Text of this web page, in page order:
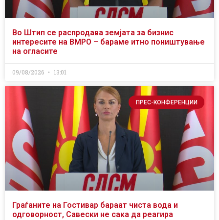
Во Штип се распродава земјата за бизнис
интересите на ВМРО – бараме итно поништување
на огласите
09/08/2026 13:01
ПРЕС-КОНФЕРЕНЦИИ
Граѓаните на Гостивар бараат чиста вода и
одговорност, Савески не сака да реагира